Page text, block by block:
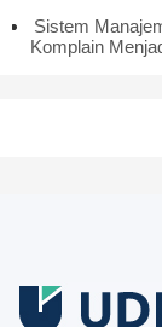
Sistem
Komplain